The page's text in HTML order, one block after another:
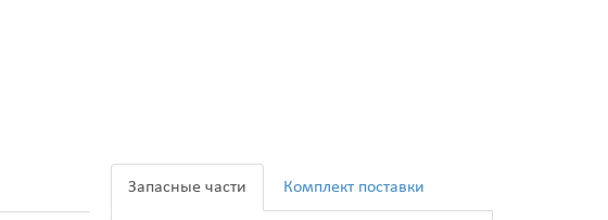
Запасные части Комплект поставки